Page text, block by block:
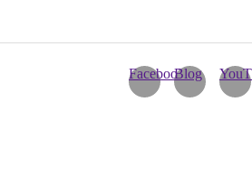
FacebookBlog